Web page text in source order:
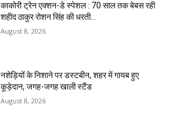
काकोरी ट्रेन एक्शन-डे स्पेशल : 70 साल तक बेबस रही
शहीद ठाकुर रोशन सिंह की धरती…
August 8, 2026
नशेड़ियों के निशाने पर डस्टबीन, शहर में गायब हुए
कूड़ेदान, जगह-जगह खाली स्टैंड
August 8, 2026